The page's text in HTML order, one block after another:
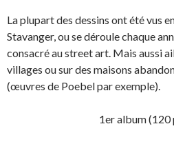
La plupart des dessins ont été vus
Stavanger, ou se déroule chaque
consacré au street art. Mais aussi
villages ou sur des maisons
(œuvres de Poebel par exemple).
1er album (120